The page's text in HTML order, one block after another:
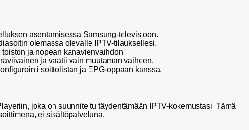
asentamisessa Samsung-televisioon.
olemassa olevalle IPTV-tilauksellesi.
ja nopean kanavienvaihdon.
ja vaatii vain muutaman vaiheen.
soittolistan ja EPG-oppaan kanssa.
joka on suunniteltu täydentämään IPTV-kokemustasi. Tämä
ei sisältöpalveluna.